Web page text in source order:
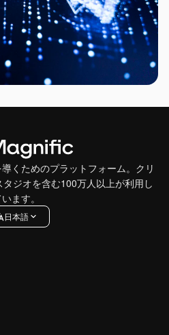
くためのプラットフォーム。クリ
ジオを含む100万人以上が利用し
ます。
日本語